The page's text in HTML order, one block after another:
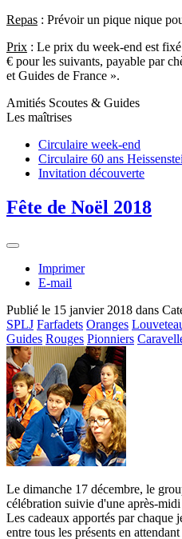
Repas : Prévoir un pique nique
Prix : Le prix du week-end est
€ pour les suivants, payable par
et Guides de France ».
Amitiés Scoutes & Guides
Les maîtrises
Circulaire week-end
Circulaire 60 ans
Invitation découverte
Fête de Noël 2018
Imprimer
E-mail
Publié le 15 janvier 2018 dans
SPLJ Farfadets Oranges
Guides Rouges Pionniers
Le dimanche 17 décembre, le
célébration suivie d'une après-
Les cadeaux apportés par chaque
entre tous les présents en